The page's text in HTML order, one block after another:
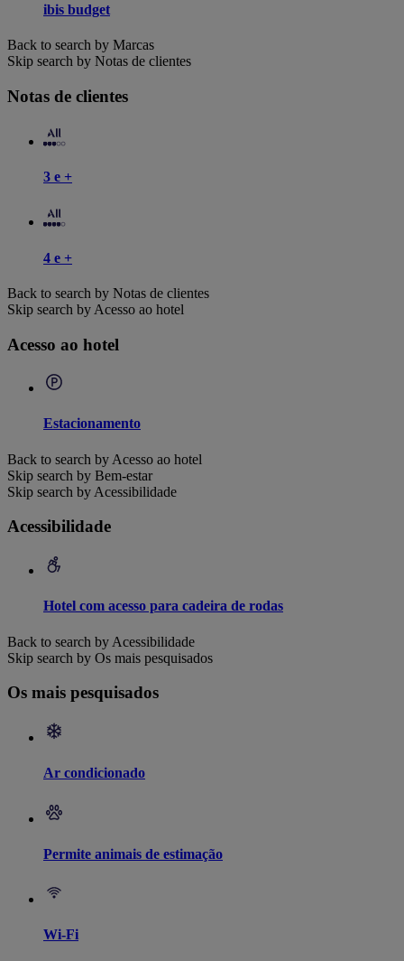
ibis budget
Back to search by Marcas
Skip search by Notas de clientes
Notas de clientes
3 e +
4 e +
Back to search by Notas de clientes
Skip search by Acesso ao hotel
Acesso ao hotel
Estacionamento
Back to search by Acesso ao hotel
Skip search by Bem-estar
Skip search by Acessibilidade
Acessibilidade
Hotel com acesso para cadeira de rodas
Back to search by Acessibilidade
Skip search by Os mais pesquisados
Os mais pesquisados
Ar condicionado
Permite animais de estimação
Wi-Fi